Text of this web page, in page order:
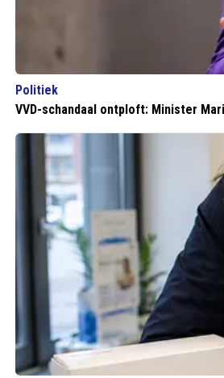
Politiek
VVD-schandaal ontploft: Minister